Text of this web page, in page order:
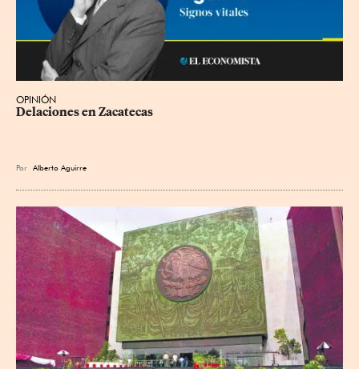
OPINIÓN
Delaciones en Zacatecas
Por Alberto Aguirre